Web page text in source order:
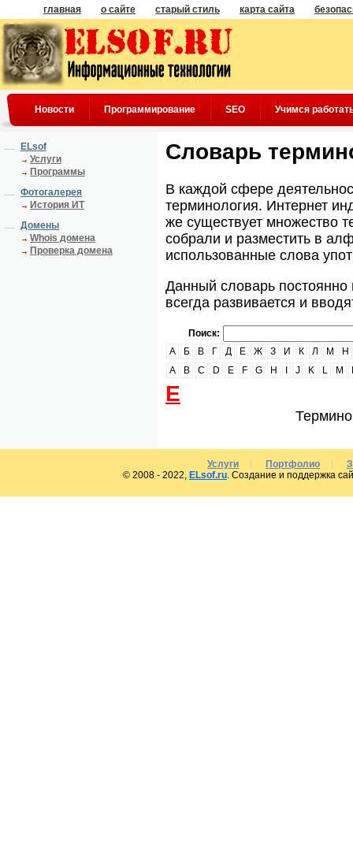
главная о сайте старый стиль карта сайта
Новости Программирование SEO Учимся
Словарь
В каждой сфере
терминология. Интернет
же существует множество
собрали и разместить в
использованные слова
Данный словарь постоянно
всегда развивается и
Поиск:
А
Б В Г Д Е Ж З И К Л М
Н
A
B C D E F G H J K L M
Е
ELsof
Услуги
Программы
Фотогалерея
История ИТ
Домены
Whois домена
Проверка домена
Услуги | Портфолио |
© 2008 - 2022, ELsof.ru. Создание и поддержка